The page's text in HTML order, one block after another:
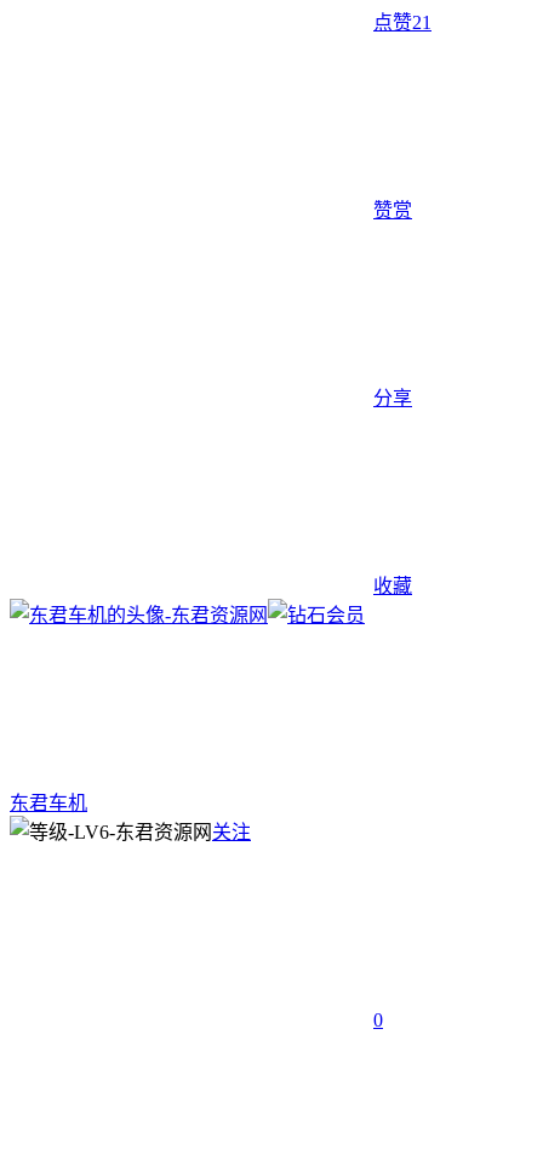
点赞21
赞赏
分享
收藏
东君车机
关注
0